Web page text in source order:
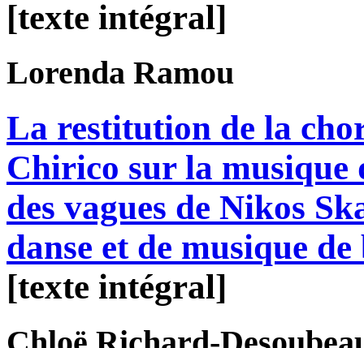
[texte intégral]
Lorenda Ramou
La restitution de la
Chirico sur la musique
des vagues de Nikos
danse et de musique
[texte intégral]